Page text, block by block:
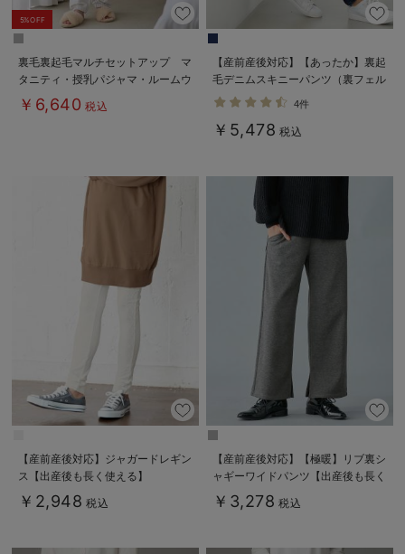
5%OFF
裏毛裏起毛マルチセットアップ マ
タニティ・授乳パジャマ・ルームウ
ェア・授乳服【出産後も長く使え
る】
￥6,640 税込
【産前産後対応】【あったか】裏起
毛デニムスキニーパンツ（裏フェル
トタッチ ）【出産後も長く使え
4件
￥5,478 税込
【産前産後対応】ジャガードレギン
ス【出産後も長く使える】
￥2,948 税込
【産前産後対応】【極暖】リブ裏シ
ャギーワイドパンツ【出産後も長く
使える】
￥3,278 税込